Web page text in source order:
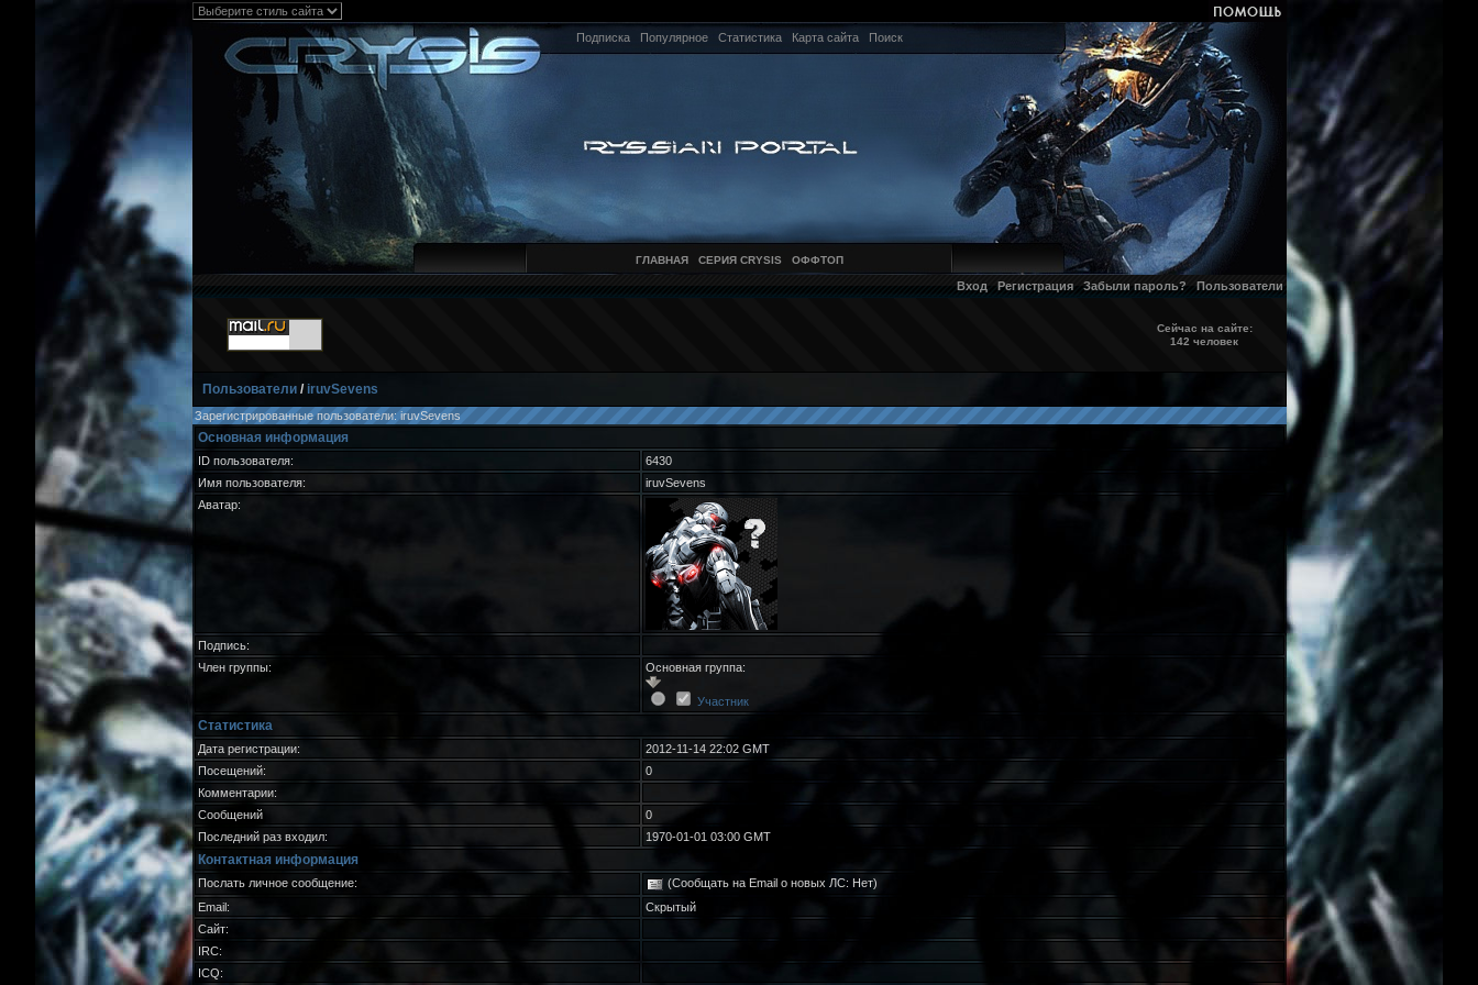
Подписка Популярное Статистика Карта сайта Поиск
ГЛАВНАЯ СЕРИЯ CRYSIS ОФФТОП
Вход Регистрация Забыли пароль? Пользователи
Сейчас на сайте:
142 человек
Пользователи/ iruvSevens
Зарегистрированные пользователи: iruvSevens
Основная информация
ID пользователя:
6430
Имя пользователя:
iruvSevens
Аватар:
Подпись:
Член группы:
Основная группа:
Участник
Статистика
Дата регистрации:
2012-11-14 22:02 GMT
Посещений:
0
Комментарии:
Сообщений
0
Последний раз входил:
1970-01-01 03:00 GMT
Контактная информация
Послать личное сообщение:
(Сообщать на Email о новых ЛС: Нет)
Email:
Скрытый
Сайт:
IRC:
ICQ: